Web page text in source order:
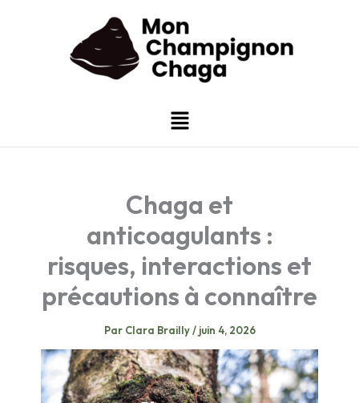
Menu
Chaga et
anticoagulants :
risques, interactions et
précautions à connaître
Par Clara Brailly/ juin 4, 2026